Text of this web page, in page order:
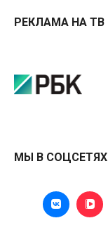
РЕКЛАМА НА ТВ
МЫ В СОЦСЕТЯХ